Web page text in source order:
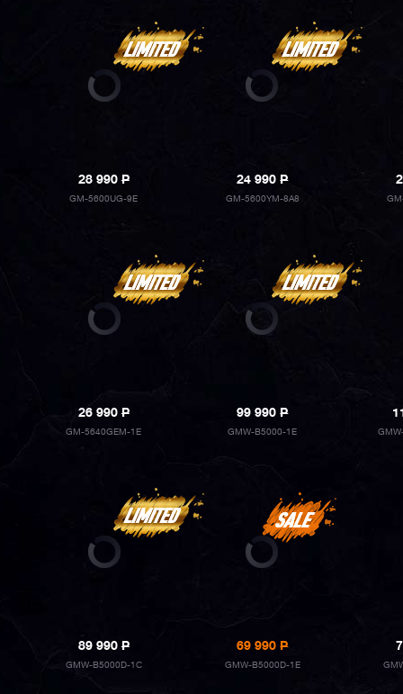
28 990P
GM-5600UG-9E
24 990P
GM-5600YM-8A8
26 990P
GM-5640GEM-1E
99 990P
GMW-B5000-1E
89 990P
GMW-B5000D-1C
69 990P
GMW-B5000D-1E